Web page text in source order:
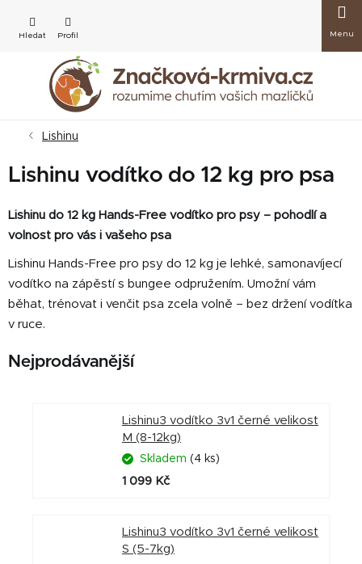
obsah
košík
Lishinu
Lishinu vodítko do 12 kg pro psa
Lishinu do 12 kg Hands-Free vodítko pro psy – pohodlí a
volnost pro vás i vašeho psa
Lishinu Hands-Free pro psy do 12 kg je lehké, samonavíjecí
vodítko na zápěstí s bungee odpružením. Umožní vám
běhat, trénovat i venčit psa zcela volně – bez držení vodítka
v ruce.
Nejprodávanější
Lishinu3 vodítko 3v1 černé velikost
M (8-12kg)
Skladem (4 ks)
1 099 Kč
Lishinu3 vodítko 3v1 černé velikost
S (5-7kg)